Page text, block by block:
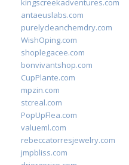
kingscreekadventures.com
antaeuslabs.com
purelycleanchemdry.com
WishOping.com
shoplegacee.com
bonvivantshop.com
CupPlante.com
mpzin.com
stcreal.com
PopUpFlea.com
valueml.com
rebeccatorresjewelry.com
jmpbliss.com